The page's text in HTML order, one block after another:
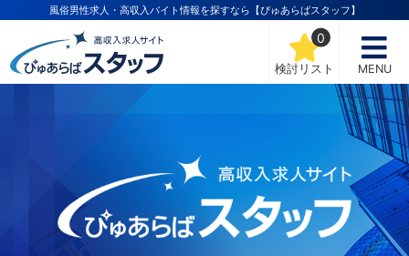
風俗男性求人・高収入バイト情報を探すなら【ぴゅあらばスタッフ】
検討リスト
0
MENU